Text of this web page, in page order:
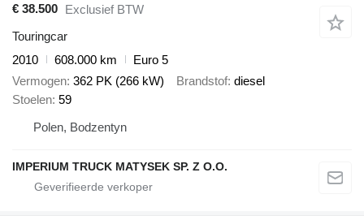
€ 38.500
Exclusief BTW
Touringcar
2010
608.000 km
Euro 5
Vermogen 362 PK (266 kW) Brandstof diesel
Stoelen 59
Polen, Bodzentyn
IMPERIUM TRUCK MATYSEK SP. Z O.O.